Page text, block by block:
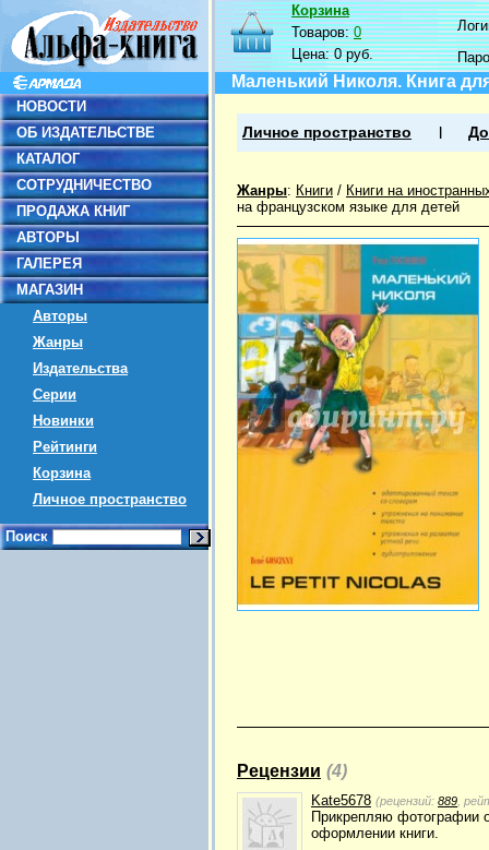
НОВОСТИ
ОБ ИЗДАТЕЛЬСТВЕ
КАТАЛОГ
СОТРУДНИЧЕСТВО
ПРОДАЖА КНИГ
АВТОРЫ
ГАЛЕРЕЯ
МАГАЗИН
Авторы
Жанры
Издательства
Серии
Новинки
Рейтинги
Корзина
Личное пространство
Поиск
Корзина
Товаров:0
Цена:0 руб.
Маленький Николя. Книга
Личное пространство
Жанры: Книги / Книги на
на французском языке для детей
Рецензии (4)
Kate5678 (рецензий: 889 ,
Прикрепляю фотографии
оформлении книги.